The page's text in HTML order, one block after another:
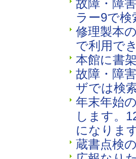
故障・障
ラー9で
修理製本
で利用で
本館に書
故障・障
ザでは検
年末年始
します。
になりま
蔵書点検